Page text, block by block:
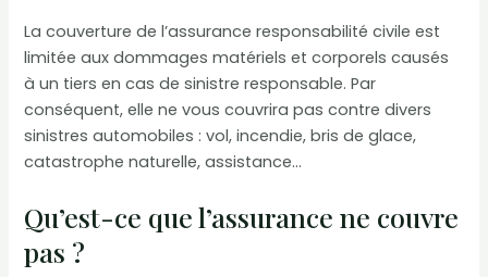
La couverture de l’assurance responsabilité civile est
limitée aux dommages matériels et corporels causés
à un tiers en cas de sinistre responsable. Par
conséquent, elle ne vous couvrira pas contre divers
sinistres automobiles : vol, incendie, bris de glace,
catastrophe naturelle, assistance…
Qu’est-ce que l’assurance ne couvre
pas ?